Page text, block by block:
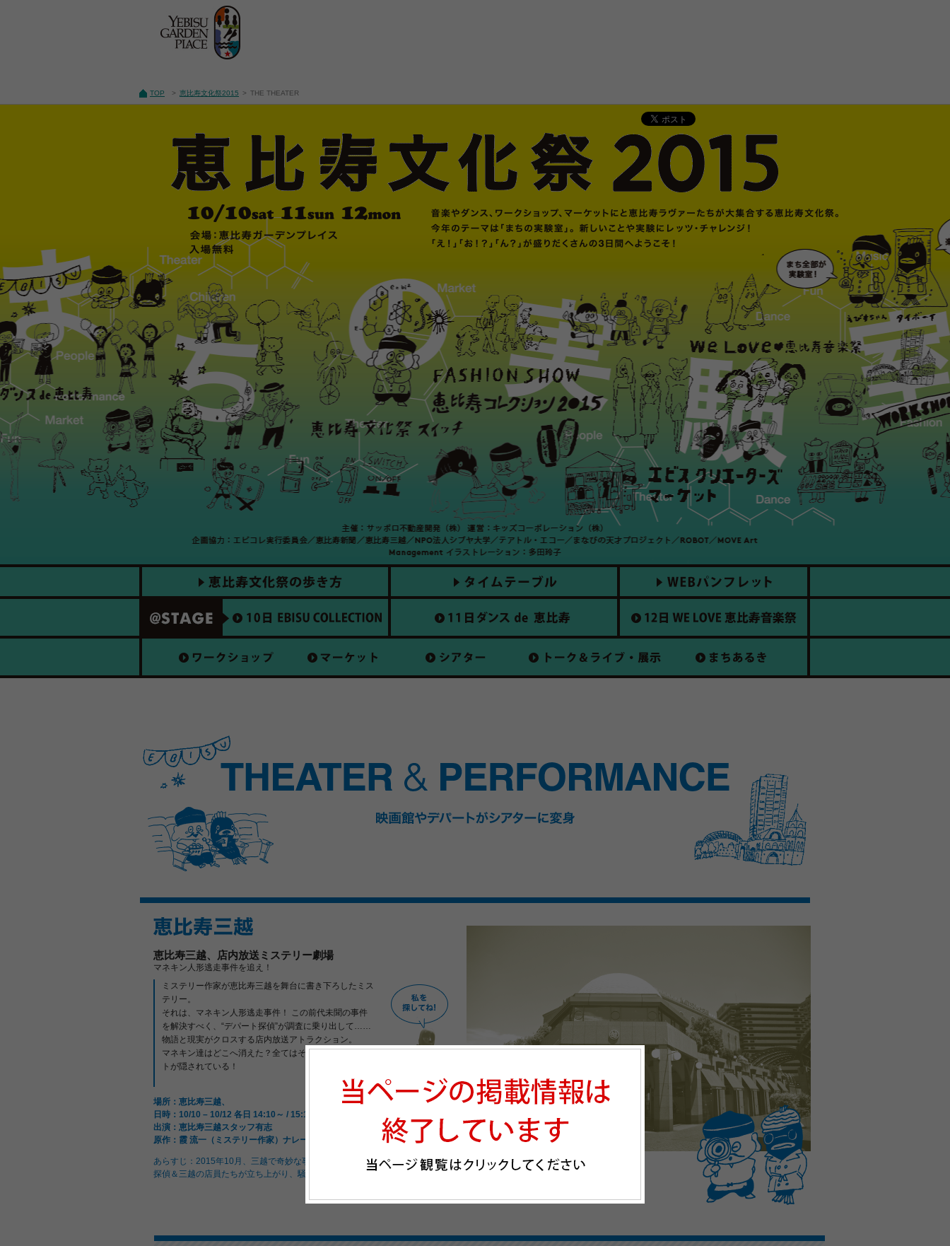
TOP > 恵比寿文化祭2015 > THE THEATER
恵比寿三越、店内放送ミステリー劇場
マネキン人形逃走事件を追え！
ミステリー作家が恵比寿三越を舞台に書き下ろしたミス
テリー。
それは、マネキン人形逃走事件！ この前代未聞の事件
を解決すべく、“デパート探偵”が調査に乗り出して……
物語と現実がクロスする店内放送アトラクション。
マネキン達はどこへ消えた？全てはその店内放送にヒン
トが隠されている！
場所：恵比寿三越、
日時：10/10 – 10/12 各日 14:10～ / 15:10～ / 16:10～
出演：恵比寿三越スタッフ有志
原作：霞 流一（ミステリー作家）ナレーション：合田慎二郎（声優）
あらすじ：2015年10月、三越で奇妙な事件が勃発。なんと多数のマネキンたちが人間に変身し、逃走を始めたのだ！デパート
探偵＆三越の店員たちが立ち上がり、騒動の首謀者「マリリン」を追いかけ始めた！さて、謎解きは如何に。